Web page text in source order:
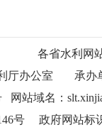
各省水利网
河北省水利
山东省水利
山西省水利厅
厅办公室
承办
网站域名：
号 政府网站标